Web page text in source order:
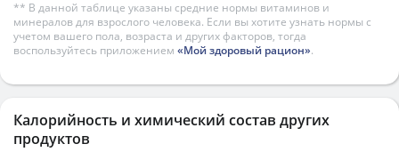
** В данной таблице указаны средние нормы витаминов и
минералов для взрослого человека. Если вы хотите узнать нормы с
учетом вашего пола, возраста и других факторов, тогда
воспользуйтесь приложением «Мой здоровый рацион».
Калорийность и химический состав других
продуктов